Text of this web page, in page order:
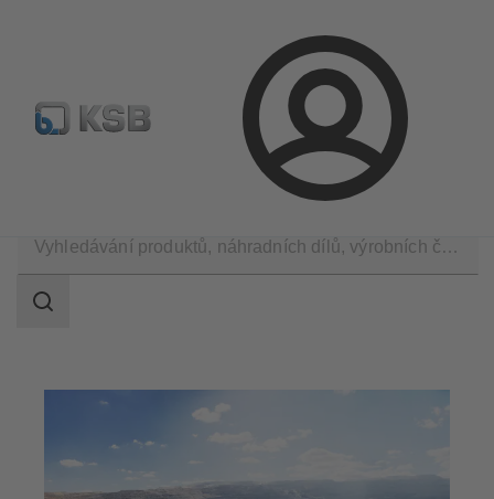
Přihlášení
Najít standardní výrobek BIM a CAD Nástroje pro
vyhledávání
Rozsah